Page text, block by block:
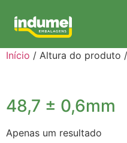
Início / Altura do produto
48,7 ± 0,6mm
Apenas um resultado